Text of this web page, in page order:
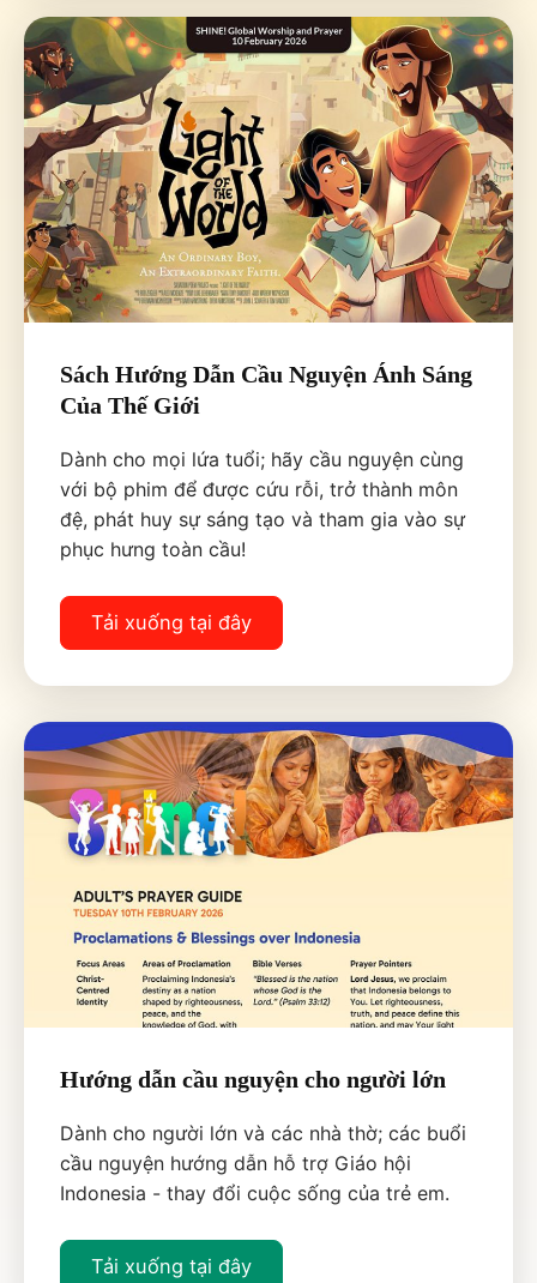
Sách Hướng Dẫn Cầu Nguyện Ánh Sáng
Của Thế Giới
Dành cho mọi lứa tuổi; hãy cầu nguyện cùng
với bộ phim để được cứu rỗi, trở thành môn
đệ, phát huy sự sáng tạo và tham gia vào sự
phục hưng toàn cầu!
Tải xuống tại đây
Hướng dẫn cầu nguyện cho người lớn
Dành cho người lớn và các nhà thờ; các buổi
cầu nguyện hướng dẫn hỗ trợ Giáo hội
Indonesia - thay đổi cuộc sống của trẻ em.
Tải xuống tại đây